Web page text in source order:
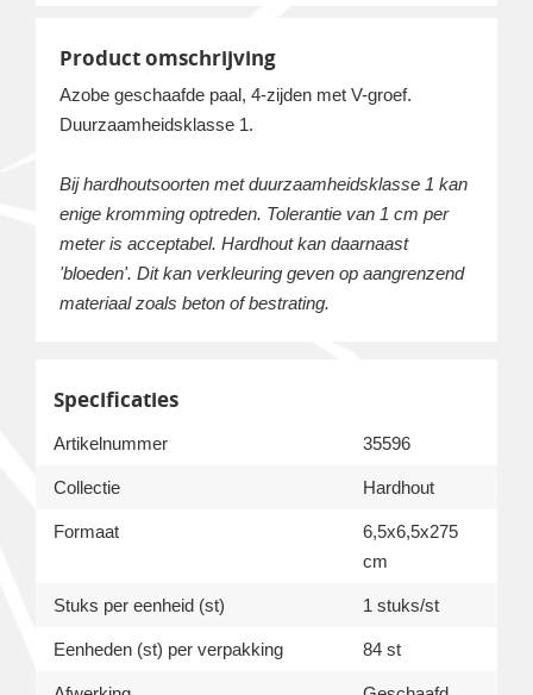
Product omschrijving
Azobe geschaafde paal, 4-zijden met V-groef.
Duurzaamheidsklasse 1.
Bij hardhoutsoorten met duurzaamheidsklasse 1 kan
enige kromming optreden. Tolerantie van 1 cm per
meter is acceptabel. Hardhout kan daarnaast
'bloeden'. Dit kan verkleuring geven op aangrenzend
materiaal zoals beton of bestrating.
Specificaties
Artikelnummer 35596
Collectie Hardhout
Formaat
6,5x6,5x275
cm
Stuks per eenheid (st) 1 stuks/st
Eenheden (st) per verpakking 84 st